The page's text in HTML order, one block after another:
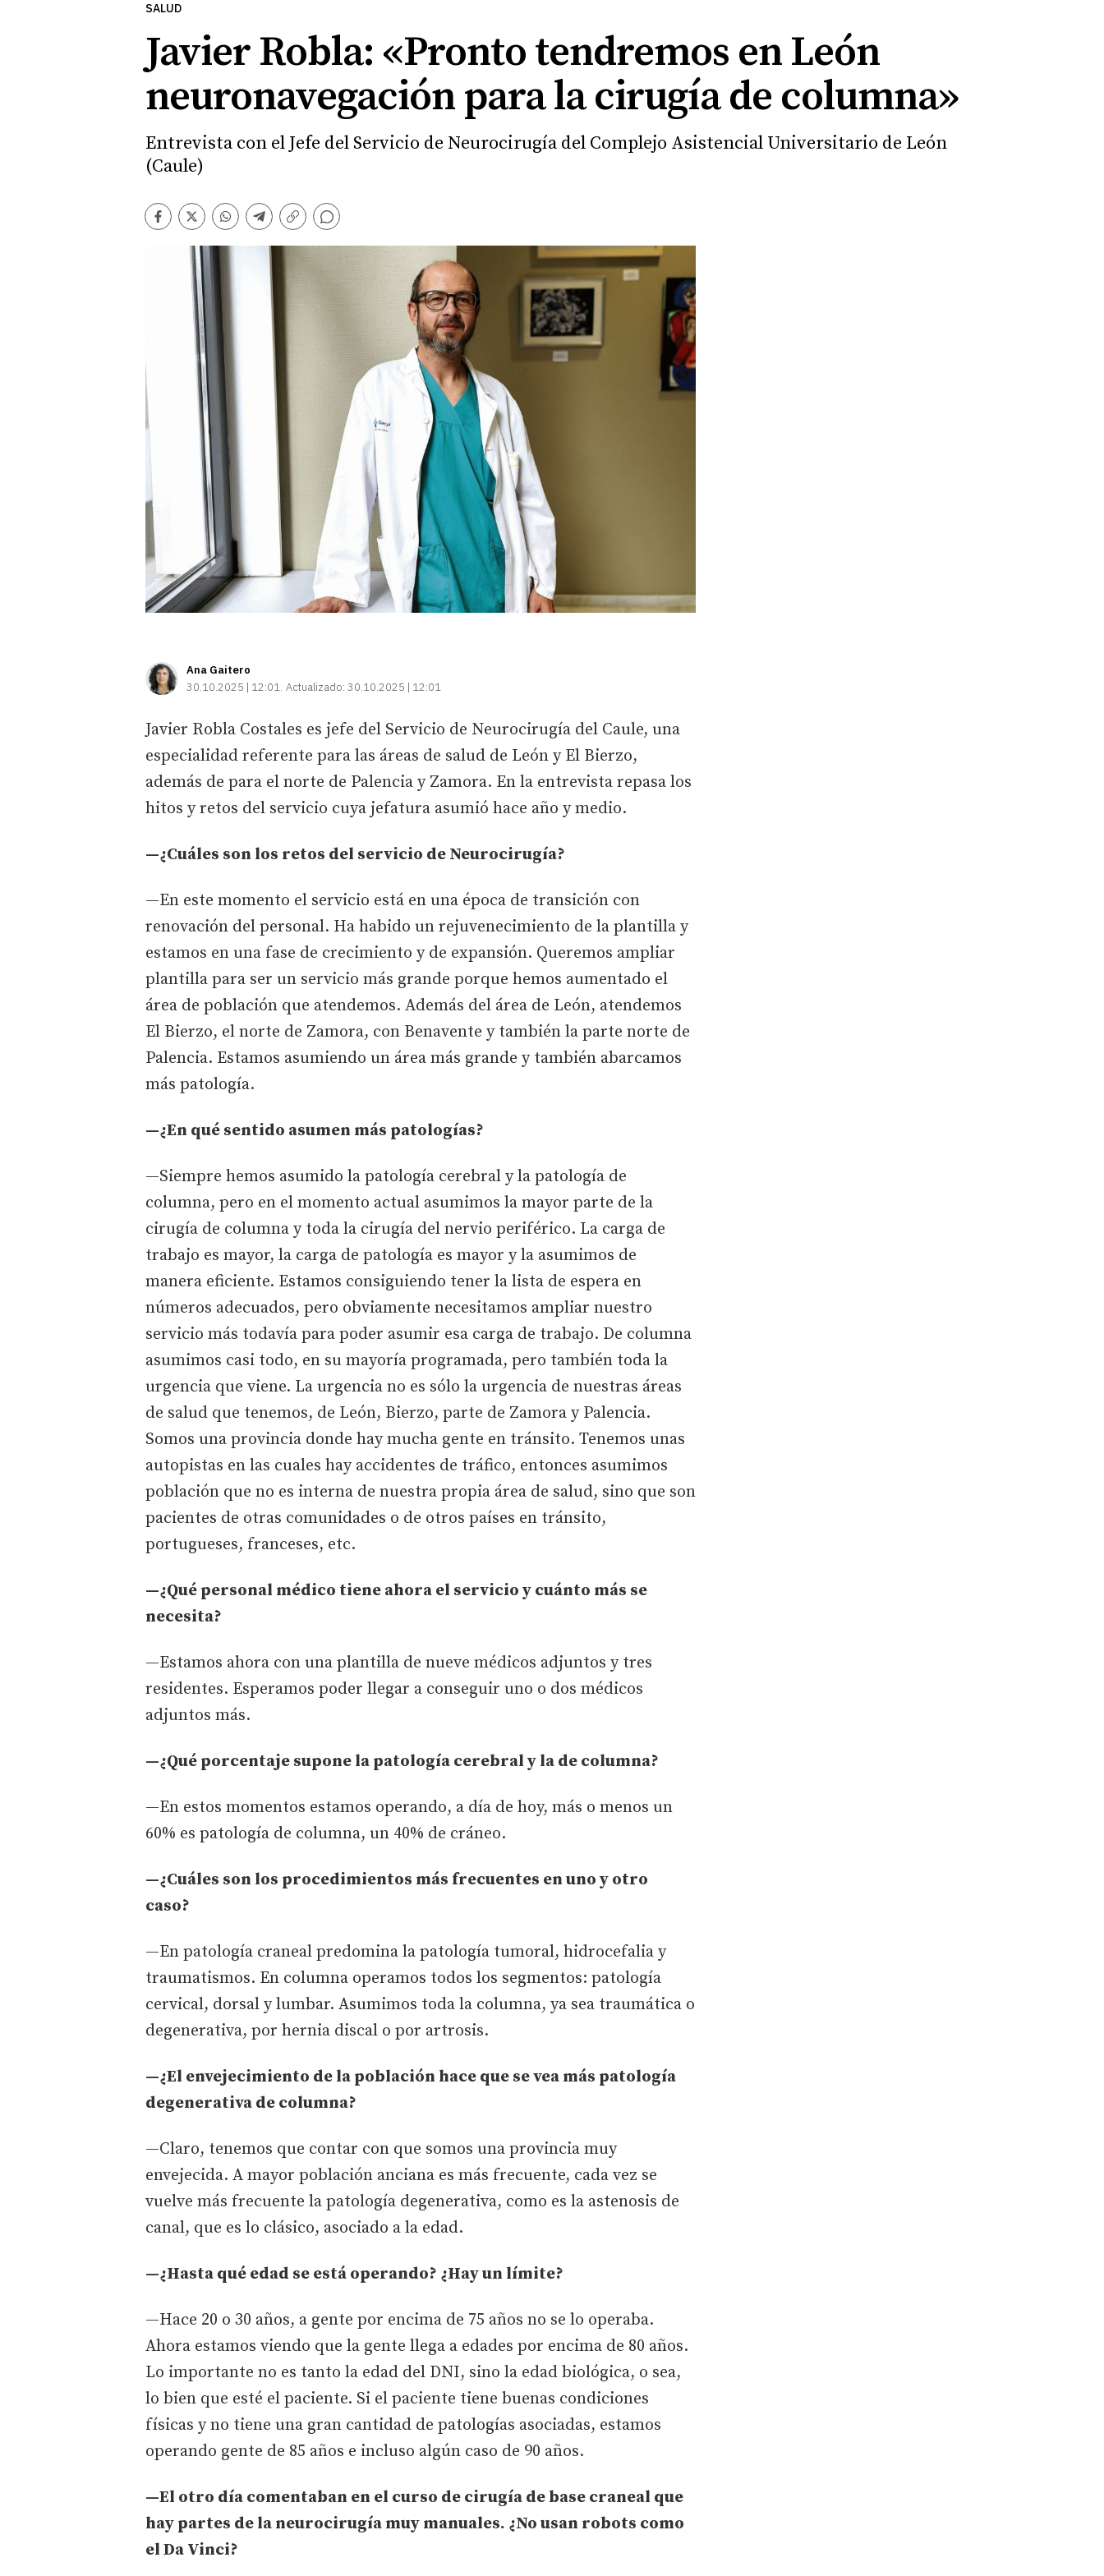
SALUD
Javier Robla: «Pronto tendremos en León
neuronavegación para la cirugía de columna»
Entrevista con el Jefe del Servicio de Neurocirugía del Complejo Asistencial Universitario de León
(Caule)
Facebook
TwitterWhatsapp
Telegram
Copiar
enlace
Comentarios
Ana Gaitero
30.10.2025 | 12:01 Actualizado: 30.10.2025 | 12:01
Javier Robla Costales es jefe del Servicio de Neurocirugía del Caule, una
especialidad referente para las áreas de salud de León y El Bierzo,
además de para el norte de Palencia y Zamora. En la entrevista repasa los
hitos y retos del servicio cuya jefatura asumió hace año y medio.
—¿Cuáles son los retos del servicio de Neurocirugía?
—En este momento el servicio está en una época de transición con
renovación del personal. Ha habido un rejuvenecimiento de la plantilla y
estamos en una fase de crecimiento y de expansión. Queremos ampliar
plantilla para ser un servicio más grande porque hemos aumentado el
área de población que atendemos. Además del área de León, atendemos
El Bierzo, el norte de Zamora, con Benavente y también la parte norte de
Palencia. Estamos asumiendo un área más grande y también abarcamos
más patología.
—¿En qué sentido asumen más patologías?
—Siempre hemos asumido la patología cerebral y la patología de
columna, pero en el momento actual asumimos la mayor parte de la
cirugía de columna y toda la cirugía del nervio periférico. La carga de
trabajo es mayor, la carga de patología es mayor y la asumimos de
manera eficiente. Estamos consiguiendo tener la lista de espera en
números adecuados, pero obviamente necesitamos ampliar nuestro
servicio más todavía para poder asumir esa carga de trabajo. De columna
asumimos casi todo, en su mayoría programada, pero también toda la
urgencia que viene. La urgencia no es sólo la urgencia de nuestras áreas
de salud que tenemos, de León, Bierzo, parte de Zamora y Palencia.
Somos una provincia donde hay mucha gente en tránsito. Tenemos unas
autopistas en las cuales hay accidentes de tráfico, entonces asumimos
población que no es interna de nuestra propia área de salud, sino que son
pacientes de otras comunidades o de otros países en tránsito,
portugueses, franceses, etc.
—¿Qué personal médico tiene ahora el servicio y cuánto más se
necesita?
—Estamos ahora con una plantilla de nueve médicos adjuntos y tres
residentes. Esperamos poder llegar a conseguir uno o dos médicos
adjuntos más.
—¿Qué porcentaje supone la patología cerebral y la de columna?
—En estos momentos estamos operando, a día de hoy, más o menos un
60% es patología de columna, un 40% de cráneo.
—¿Cuáles son los procedimientos más frecuentes en uno y otro
caso?
—En patología craneal predomina la patología tumoral, hidrocefalia y
traumatismos. En columna operamos todos los segmentos: patología
cervical, dorsal y lumbar. Asumimos toda la columna, ya sea traumática o
degenerativa, por hernia discal o por artrosis.
—¿El envejecimiento de la población hace que se vea más patología
degenerativa de columna?
—Claro, tenemos que contar con que somos una provincia muy
envejecida. A mayor población anciana es más frecuente, cada vez se
vuelve más frecuente la patología degenerativa, como es la astenosis de
canal, que es lo clásico, asociado a la edad.
—¿Hasta qué edad se está operando? ¿Hay un límite?
—Hace 20 o 30 años, a gente por encima de 75 años no se lo operaba.
Ahora estamos viendo que la gente llega a edades por encima de 80 años.
Lo importante no es tanto la edad del DNI, sino la edad biológica, o sea,
lo bien que esté el paciente. Si el paciente tiene buenas condiciones
físicas y no tiene una gran cantidad de patologías asociadas, estamos
operando gente de 85 años e incluso algún caso de 90 años.
—El otro día comentaban en el curso de cirugía de base craneal que
hay partes de la neurocirugía muy manuales. ¿No usan robots como
el Da Vinci?